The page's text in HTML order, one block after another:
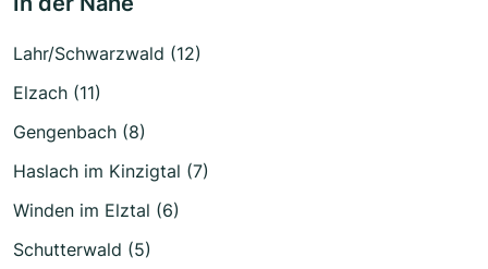
Lahr/Schwarzwald (12)
Elzach (11)
Gengenbach (8)
Haslach im Kinzigtal (7)
Winden im Elztal (6)
Schutterwald (5)